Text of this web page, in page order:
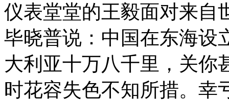
仪表堂堂的王毅面对来自
毕晓普说：中国在东海设
大利亚十万八千里，关你
时花容失色不知所措。幸